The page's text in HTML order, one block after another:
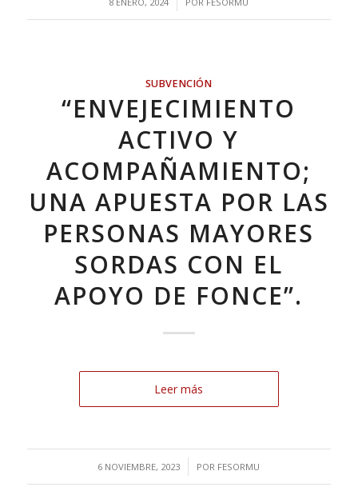
SUBVENCIÓN
“ENVEJECIMIENTO
ACTIVO Y
ACOMPAÑAMIENTO;
UNA APUESTA POR LAS
PERSONAS MAYORES
SORDAS CON EL
APOYO DE FONCE”.
Leer más
6 NOVIEMBRE, 2023
/ POR FESORMU